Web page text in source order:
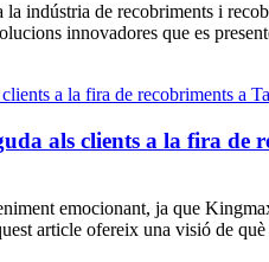
indústria de recobriments i
innovadores que es
als clients a la fira de
emocionant, ja que
article ofereix una visió de